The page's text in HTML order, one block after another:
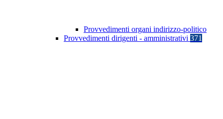
Provvedimenti organi indirizzo-politico
Provvedimenti dirigenti - amministrativi 371